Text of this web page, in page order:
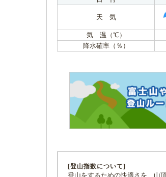
天 気
気 温（℃）
降水確率（％）
[登山指数について]
登山をするための快適さを、山